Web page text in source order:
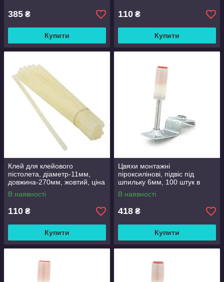
385 ₴
Купити
110 ₴
Купити
Клей для клейового
пістолета, діаметр-11мм,
довжина-270мм, жовтий, ціна
за штуку
В наявності
110 ₴
Купити
Цвяхи монтажні
піроксилінові, підвіс під
шпильку 6мм, 100 штук в
упаковці, ціна за упаковку
В наявності
418 ₴
Купити